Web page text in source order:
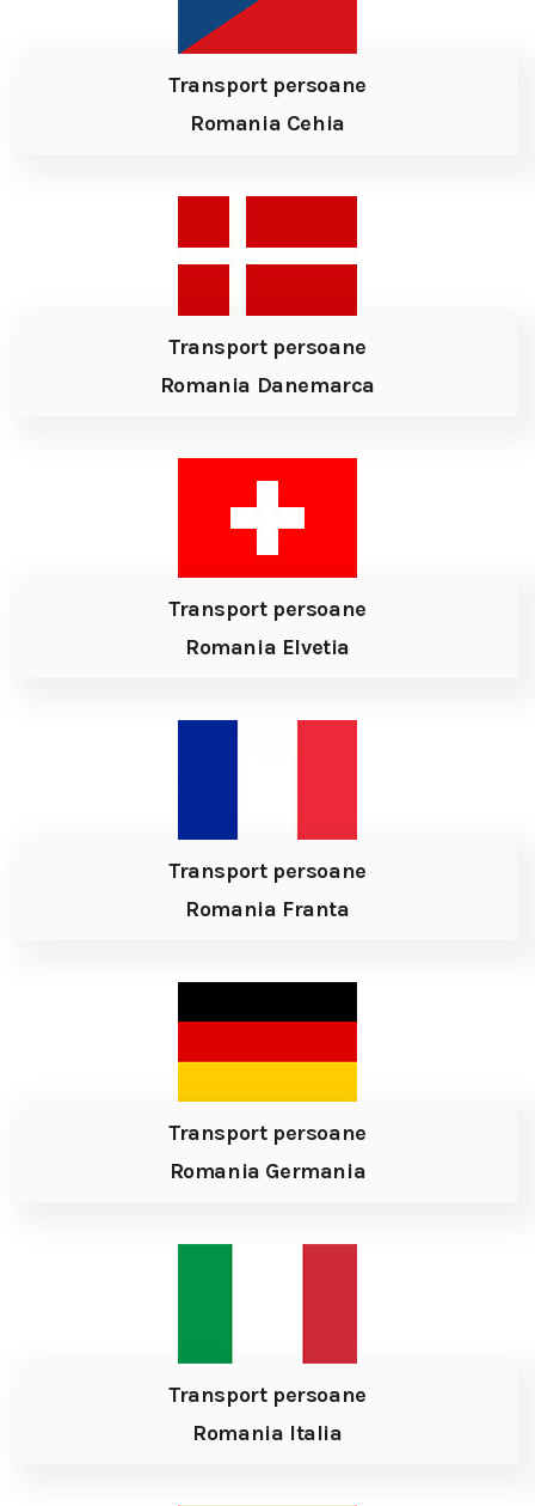
Transport persoane
Romania Cehia
Transport persoane
Romania Danemarca
Transport persoane
Romania Elvetia
Transport persoane
Romania Franta
Transport persoane
Romania Germania
Transport persoane
Romania Italia